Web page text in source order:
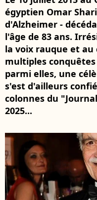
égyptien Omar
d'Alzheimer -
l'âge de 83 ans.
la voix rauque et au
multiples
parmi elles, une
s'est d'ailleurs
colonnes du
2025...